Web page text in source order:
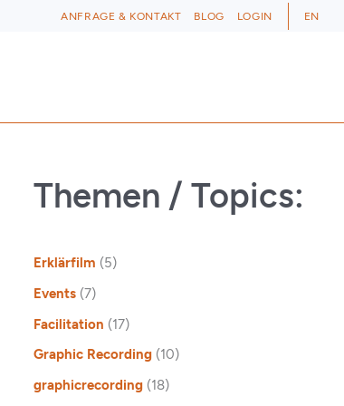
ANFRAGE & KONTAKT BLOG LOGIN EN
Themen / Topics:
Erklärfilm (5)
Events(7)
Facilitation (17)
Graphic Recording(10)
graphicrecording(18)